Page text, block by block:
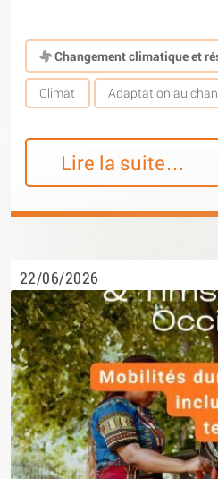
Changement climatique et
Climat Adaptation au
Lire la suite…
22/06/2026